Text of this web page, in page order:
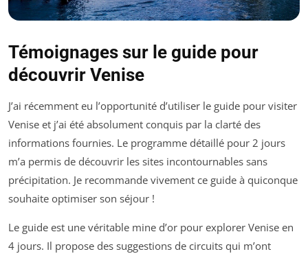
Témoignages sur le guide pour
découvrir Venise
J’ai récemment eu l’opportunité d’utiliser le guide pour visiter
Venise et j’ai été absolument conquis par la clarté des
informations fournies. Le programme détaillé pour 2 jours
m’a permis de découvrir les sites incontournables sans
précipitation. Je recommande vivement ce guide à quiconque
souhaite optimiser son séjour !
Le guide est une véritable mine d’or pour explorer Venise en
4 jours. Il propose des suggestions de circuits qui m’ont